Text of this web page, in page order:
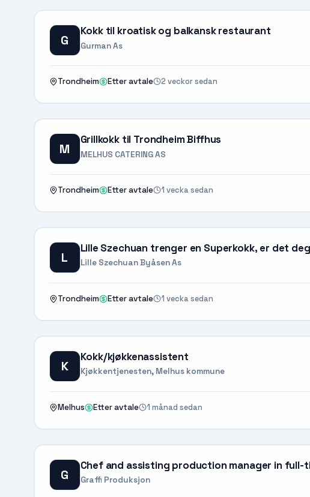
G
Kokk til kroatisk og balkansk restaurant
Gurman As
Trondheim Etter avtale 2 veckor sedan
M
Grillkokk til Trondheim Biffhus
MELHUS CATERING AS
Trondheim Etter avtale 1 vecka sedan
L
Lille Szechuan trenger en Superkokk, er det
Lille Szechuan Byåsen As
Trondheim Etter avtale 1 vecka sedan
K
Kokk/kjøkkenassistent
Kjøkkentjenesten, Melhus kommune
Melhus Etter avtale 1 månad sedan
G
Chef and assisting production manager in
Graffi Produksjon